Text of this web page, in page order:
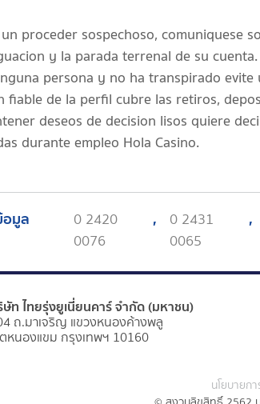
proceder sospechoso, comuniquese
y la parada terrenal de su
persona y no ha transpirado
fiable de la perfil cubre las retiros,
deseos de decision lisos quiere
durante empleo Hola Casino.
มูล
0 2420
0076
,
0 2431
0065
,
ษัท ไทยรุ่งยูเนี่ยนคาร์ จำกัด (มหาชน)
ถ.มาเจริญ แขวงหนองค้างพลู
หนองแขม กรุงเทพฯ 10160
นโยบายก